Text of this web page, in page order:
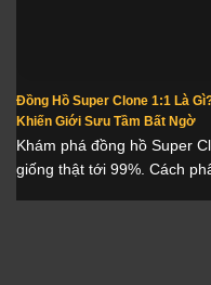
Đồng Hồ Super Clone 1:1 Là
Khiến Giới Sưu Tầm Bất Ngờ
Khám phá đồng hồ Super
giống thật tới 99%. Cách